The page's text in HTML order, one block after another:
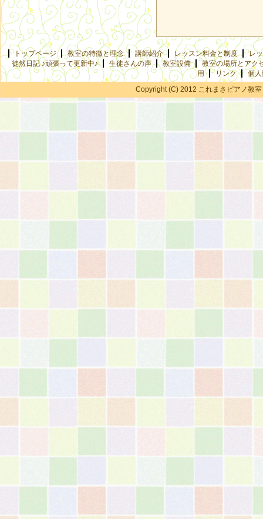
トップページ 教室の特徴と理念 講師紹介 レッスン料金と制度
レ
徒然日記 ♪頑張って更新中♪
生徒さんの声 教室設備
教室の場所とアク
用
リンク
個
Copyright (C) 2012 これまさピアノ教